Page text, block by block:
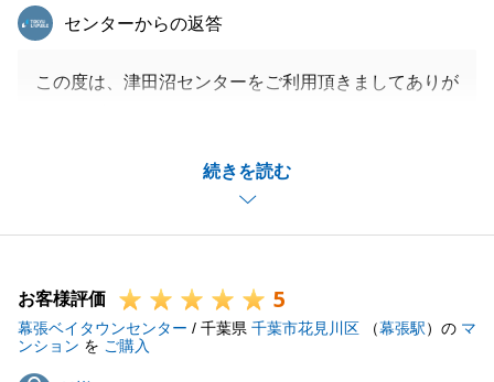
続きを読む
東急リバブル
センターからの返答
この度は、津田沼センターをご利用頂きましてありが
たと感じております。
今後も、お困りの事などありましたらいつでもご相談
下さい。
お客様評価 5
幕張ベイタウンセンター / 千葉県 千葉市花見川区 （幕張駅）の マ
ンション を ご購入